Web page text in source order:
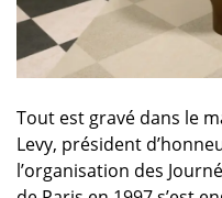
Tout est gravé dans le
Levy, président
l’organisation des